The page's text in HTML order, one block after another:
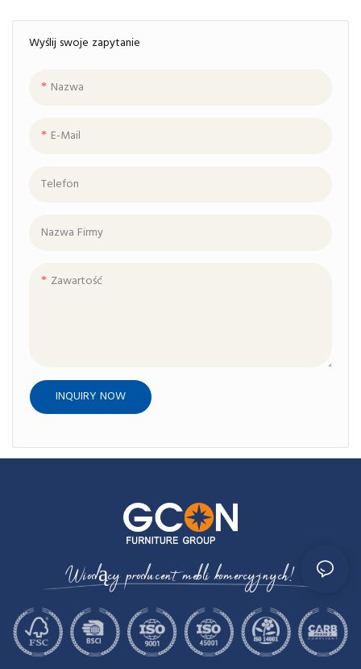
Wyślij swoje zapytanie
Nazwa
E-Mail
Telefon
Nazwa Firmy
Zawartość
INQUIRY NOW
współczesne elementy pomogą
Ci to osiągnąć
charakteryzuje się dużą
Wiodący producent mebli komercyjnych!